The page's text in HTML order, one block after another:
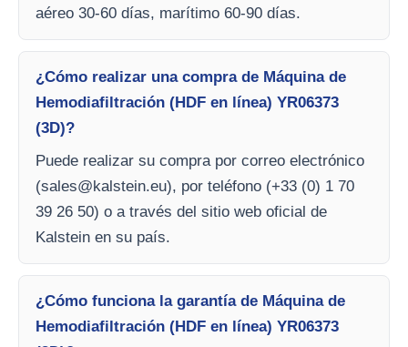
aéreo 30-60 días, marítimo 60-90 días.
¿Cómo realizar una compra de Máquina de
Hemodiafiltración (HDF en línea) YR06373
(3D)?
Puede realizar su compra por correo electrónico
(sales@kalstein.eu), por teléfono (+33 (0) 1 70
39 26 50) o a través del sitio web oficial de
Kalstein en su país.
¿Cómo funciona la garantía de Máquina de
Hemodiafiltración (HDF en línea) YR06373